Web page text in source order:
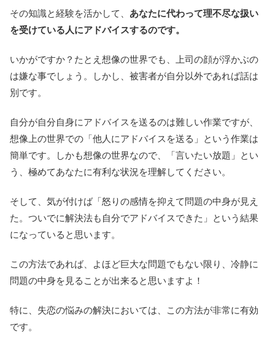
その知識と経験を活かして、 あなたに代わって理不尽な扱い
を受けている人にアドバイスするのです。
いかがですか？たとえ想像の世界でも、上司の顔が浮かぶの
は嫌な事でしょう。しかし、被害者が自分以外であれば話は
別です。
自分が自分自身にアドバイスを送るのは難しい作業ですが、
想像上の世界での「他人にアドバイスを送る」という作業は
簡単です。しかも想像の世界なので、「言いたい放題」とい
う、極めてあなたに有利な状況を理解してください。
そして、気が付けば「怒りの感情を抑えて問題の中身が見え
た。ついでに解決法も自分でアドバイスできた」という結果
になっていると思います。
この方法であれば、よほど巨大な問題でもない限り、冷静に
問題の中身を見ることが出来ると思いますよ！
特に、失恋の悩みの解決においては、この方法が非常に有効
です。